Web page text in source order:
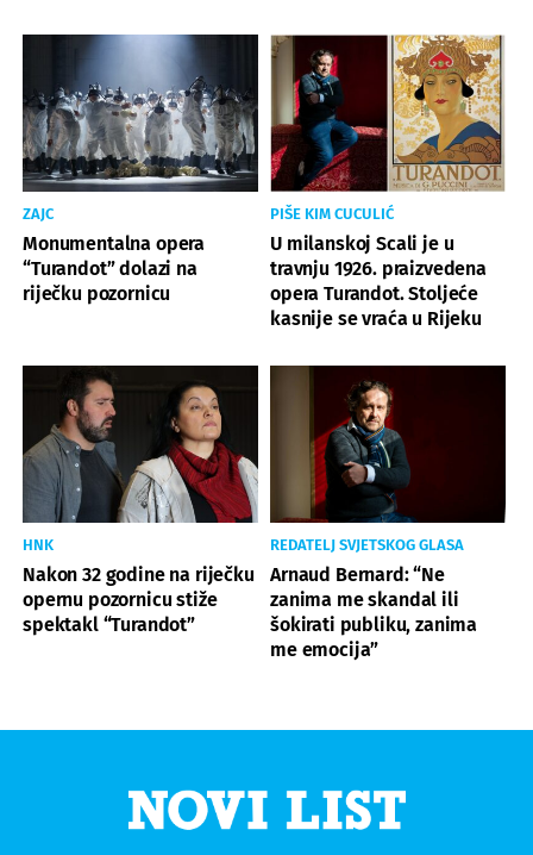
ZAJC
Monumentalna opera
“Turandot” dolazi na
riječku pozornicu
PIŠE KIM CUCULIĆ
U milanskoj Scali je u
travnju 1926. praizvedena
opera Turandot. Stoljeće
kasnije se vraća u Rijeku
HNK
Nakon 32 godine na riječku
opernu pozornicu stiže
spektakl “Turandot”
REDATELJ SVJETSKOG GLASA
Arnaud Bernard: “Ne
zanima me skandal ili
šokirati publiku, ​zanima
me emocija”